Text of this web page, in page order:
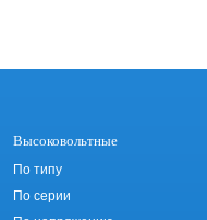
Высоковольтные
По типу
По серии